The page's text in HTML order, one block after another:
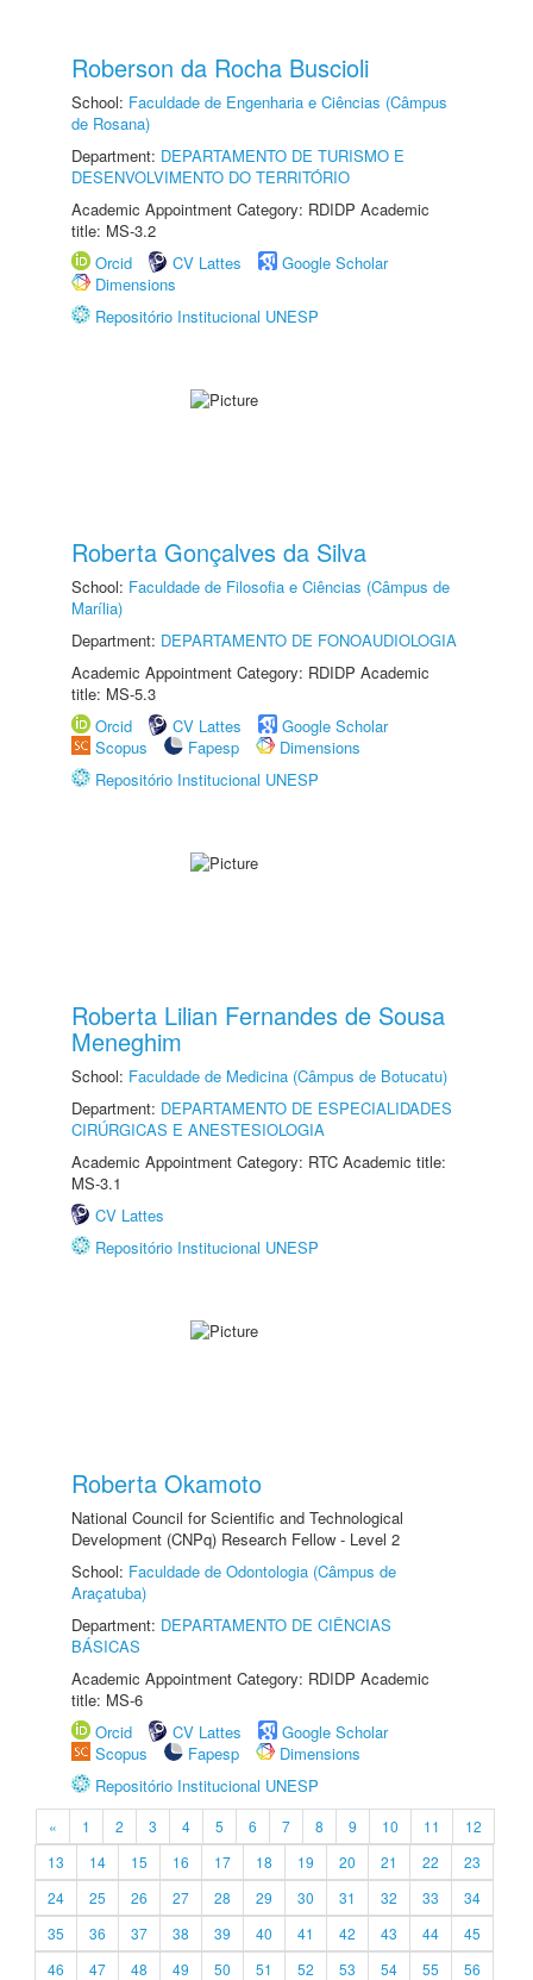
Roberson da Rocha Buscioli
School: Faculdade de Engenharia e Ciências (Câmpus
de Rosana)
Department: DEPARTAMENTO DE TURISMO E
DESENVOLVIMENTO DO TERRITÓRIO
Academic Appointment Category: RDIDP Academic
title: MS-3.2
Orcid
CV Lattes
Google Scholar
Dimensions
Repositório Institucional UNESP
Roberta Gonçalves da Silva
School: Faculdade de Filosofia e Ciências (Câmpus de
Marília)
Department: DEPARTAMENTO DE FONOAUDIOLOGIA
Academic Appointment Category: RDIDP Academic
title: MS-5.3
Orcid
CV Lattes
Google Scholar
Scopus
Fapesp
Dimensions
Repositório Institucional UNESP
Roberta Lilian Fernandes de Sousa
Meneghim
School: Faculdade de Medicina (Câmpus de Botucatu)
Department: DEPARTAMENTO DE ESPECIALIDADES
CIRÚRGICAS E ANESTESIOLOGIA
Academic Appointment Category: RTC Academic title:
MS-3.1
CV Lattes
Repositório Institucional UNESP
Roberta Okamoto
National Council for Scientific and Technological
Development (CNPq) Research Fellow - Level 2
School: Faculdade de Odontologia (Câmpus de
Araçatuba)
Department: DEPARTAMENTO DE CIÊNCIAS
BÁSICAS
Academic Appointment Category: RDIDP Academic
title: MS-6
Orcid
CV Lattes
Google Scholar
Scopus
Fapesp
Dimensions
Repositório Institucional UNESP
« 1 2 3 4 5 6 7 8 9 10 11
12
13
14 15 16 17 18 19 20 21 22
23
24
25 26 27 28 29 30 31 32 33
34
35
36 37 38 39 40 41 42 43 44
45
46
47 48 49 50 51 52 53 54 55
56